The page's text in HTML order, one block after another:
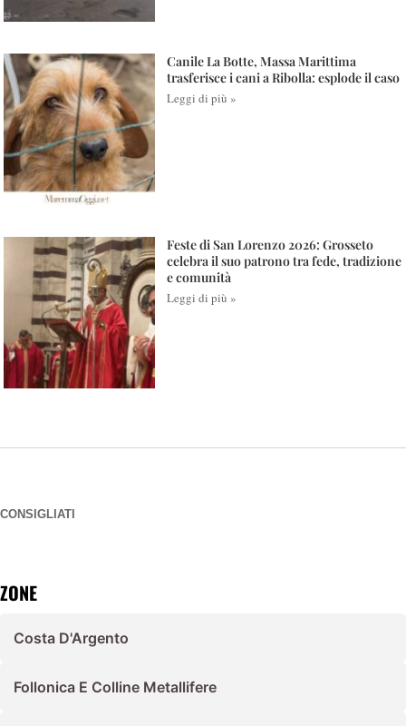
Canile La Botte, Massa Marittima
trasferisce i cani a Ribolla: esplode il caso
Leggi di più »
Feste di San Lorenzo 2026: Grosseto
celebra il suo patrono tra fede, tradizione
e comunità
Leggi di più »
CONSIGLIATI
ZONE
Costa D'Argento
Follonica E Colline Metallifere